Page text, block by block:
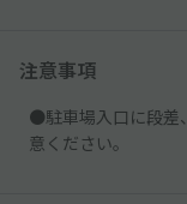
注意事項
●駐車場入口に段差
意ください。